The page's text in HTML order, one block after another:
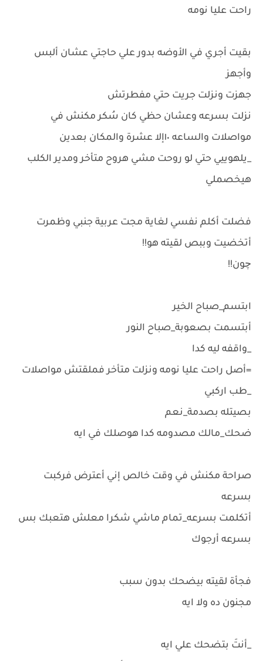
راحت عليا نومه
بقيت أجري في الأوضه بدور علي حاجتي عشان ألبس
وأجهز
جهزت ونزلت جريت حتي مفطرتش
نزلت بسرعه وعشان حظي كان سُكر مكنش في
مواصلات والساعه ١٠إلا عشرة والمكان بعدين
_يلهوييي حتي لو روحت مشي هروح متأخر ومدير الكلب
هيخصملي
فضلت أكلم نفسي لغاية مجت عربية جنبي وظمرت
أتخضيت وببص لقيته هو!!
چون!!
ابتسم_صباح الخير
أبتسمت بصعوبة_صباح النور
_واقفه ليه كدا
=أصل راحت عليا نومه ونزلت متأخر فملقتش مواصلات
_طب اركبي
بصيتله بصدمة_نعم
ضحك_مالك مصدومه كدا هوصلك في ايه
صراحة مكنش في وقت خالص إني أعترض فركبت
بسرعه
أتكلمت بسرعه_تمام ماشي شكرا معلش هتعبك بس
بسرعه أرجوك
فجأة لقيته بيضحك بدون سبب
مجنون ده ولا ايه
_أنتَ بتضحك علي ايه